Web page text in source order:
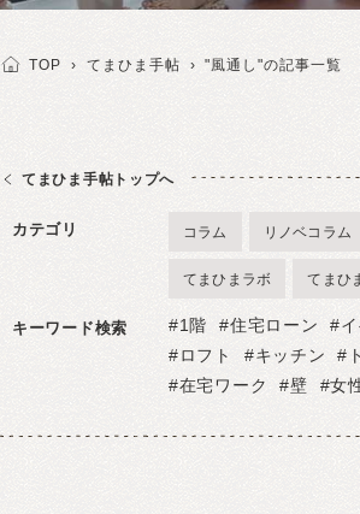
TOP › てまひま手帖 › "風通し"の記事一覧
てまひま手帖トップへ
カテゴリ コラム リノベコラム
てまひまラボ てまひ
キーワード検索 1階 住宅ローン
ロフト
キッチン
在宅ワーク
壁 女